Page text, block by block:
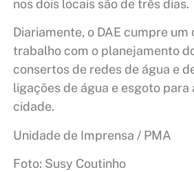
nos dois locais são de três dias.
Diariamente, o DAE cumpre
trabalho com o planejamento
consertos de redes de água e
ligações de água e esgoto para
cidade.
Unidade de Imprensa / PMA
Foto: Susy Coutinho